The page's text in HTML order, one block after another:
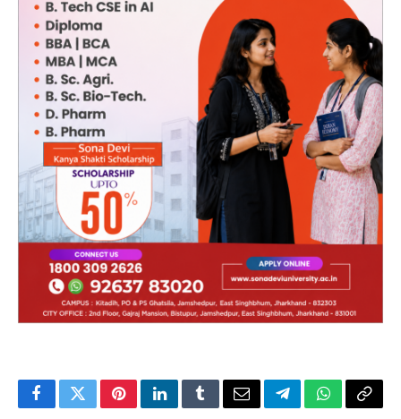
FacebookTwitterPinterestLinkedInTumblrEmailTelegramWhatsApp
Copy